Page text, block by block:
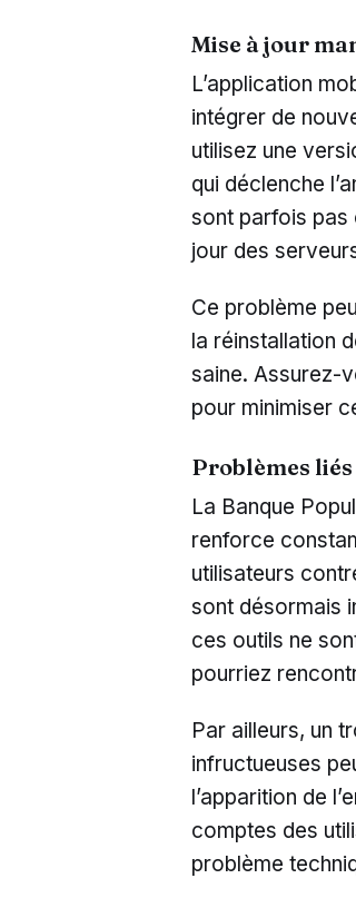
Mise à jour
L’application
intégrer de
utilisez une
qui déclenche
sont parfois pas
jour des
Ce problème
la réinstallation
saine. Assurez-
pour minimiser
Problèmes
La Banque
renforce
utilisateurs
sont désormais
ces outils ne
pourriez
Par ailleurs, un
infructueuses
l’apparition de
comptes des
problème